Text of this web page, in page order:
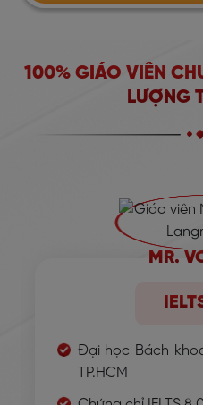
100% GIÁO VIÊN
LƯỢNG
MR.
Đại học Bách
TP.HCM